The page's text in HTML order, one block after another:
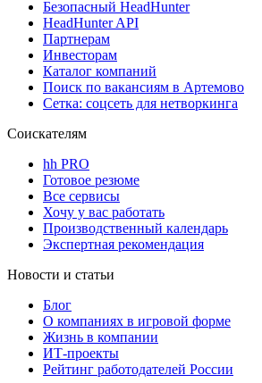
Безопасный HeadHunter
HeadHunter API
Партнерам
Инвесторам
Каталог компаний
Поиск по вакансиям в Артемово
Сетка: соцсеть для нетворкинга
Соискателям
hh PRO
Готовое резюме
Все сервисы
Хочу у вас работать
Производственный календарь
Экспертная рекомендация
Новости и статьи
Блог
О компаниях в игровой форме
Жизнь в компании
ИТ-проекты
Рейтинг работодателей России